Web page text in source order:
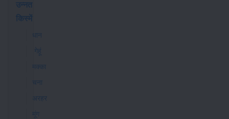
उन्नत
किस्में
धान
गेहूं
मक्का
चना
अरहर
मूंग